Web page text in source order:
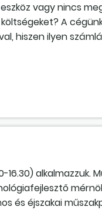
vagy nincs
A
hiszen ilyen
alkalmazzuk.
és éjszakai